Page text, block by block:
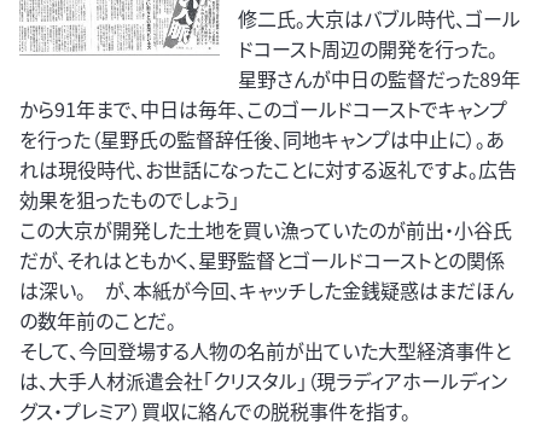
修二氏。大京はバブル時代、ゴール
ドコースト周辺の開発を行った。
星野さんが中日の監督だった89年
から91年まで、中日は毎年、このゴールドコーストでキャンプ
を行った（星野氏の監督辞任後、同地キャンプは中止に）。あ
れは現役時代、お世話になったことに対する返礼ですよ。広告
効果を狙ったものでしょう」
この大京が開発した土地を買い漁っていたのが前出・小谷氏
だが、それはともかく、星野監督とゴールドコーストとの関係
は深い。 が、本紙が今回、キャッチした金銭疑惑はまだほん
の数年前のことだ。
そして、今回登場する人物の名前が出ていた大型経済事件と
は、大手人材派遣会社「クリスタル」（現ラディアホールディン
グス・プレミア）買収に絡んでの脱税事件を指す。